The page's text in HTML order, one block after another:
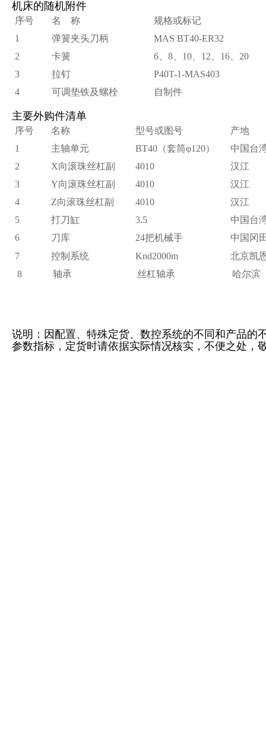
机床的随机附件
序号 名 称
规格或标记
1
弹簧夹头刀柄
MAS BT40-ER32
2
卡簧 6 、8、10、12、16、20
3
拉钉
P40T-1-MAS403
4
可调垫铁及螺栓 自制件
主要外购件清单
序号 名称 型号或图号
产地
1
主轴单元 BT40 （套筒φ120）
中国台
2
X向滚珠丝杠副 4010
汉江
3
Y向滚珠丝杠副 4010
汉江
4
Z向滚珠丝杠副 4010
汉江
5
打刀缸 3.5
中国台
6
刀库 24把机械手
中国冈
7
控制系统 Knd2000m
北京凯
8
轴承 丝杠轴承 哈尔滨
说明：因配置、特殊定货、数控系统的不同和产品的
参数指标，定货时请依据实际情况核实，不便之处，